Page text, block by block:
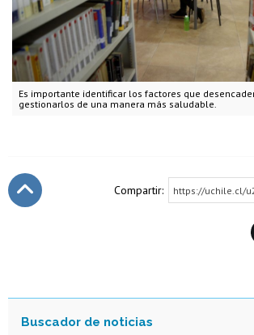
Es importante identificar los factores que
gestionarlos de una manera más saludable.
Compartir: https://uchile.cl/